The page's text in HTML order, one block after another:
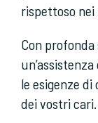
rispettoso
Con
le esigenze
dei vostri cari.